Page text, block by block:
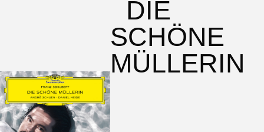
DIE
SCHÖNE
MÜLLERIN